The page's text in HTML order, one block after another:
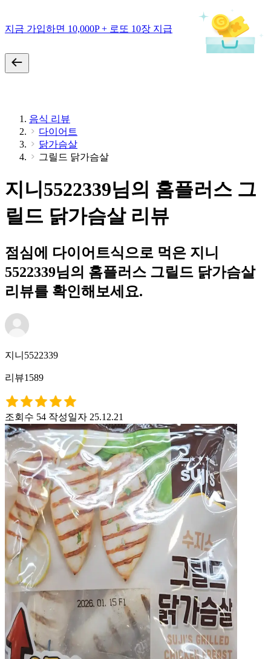
지금 가입하면 10,000P + 로또 10장 지급
음식 리뷰
다이어트
닭가슴살
그릴드 닭가슴살
지니5522339님의 홈플러스 그
릴드 닭가슴살 리뷰
점심에 다이어트식으로 먹은 지니
5522339님의 홈플러스 그릴드 닭가슴살
리뷰를 확인해보세요.
지니5522339
리뷰1589
조회수 54 작성일자 25.12.21